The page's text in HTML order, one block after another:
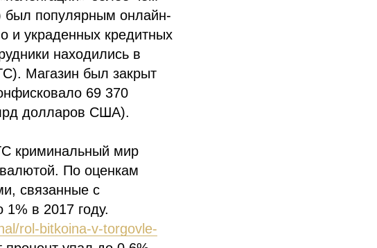
был популярным онлайн-
и украденных кредитных
находились в
Магазин был закрыт
69 370
долларов США).
криминальный мир
По оценкам
связанные с
1% в 2017 году.
rol-bitkoina-v-torgovle-